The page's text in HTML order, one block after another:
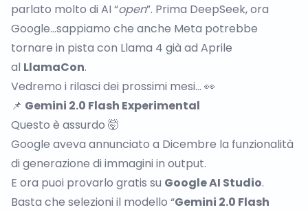
parlato molto di AI “open”. Prima DeepSeek, ora
Google…sappiamo che anche Meta potrebbe
tornare in pista con Llama 4 già ad Aprile
al LlamaCon.
Vedremo i rilasci dei prossimi mesi… 👀
📌 Gemini 2.0 Flash Experimental
Questo è assurdo 🤯
Google aveva annunciato a Dicembre la funzionalità
di generazione di immagini in output.
E ora puoi provarlo gratis su Google AI Studio.
Basta che selezioni il modello “Gemini 2.0 Flash